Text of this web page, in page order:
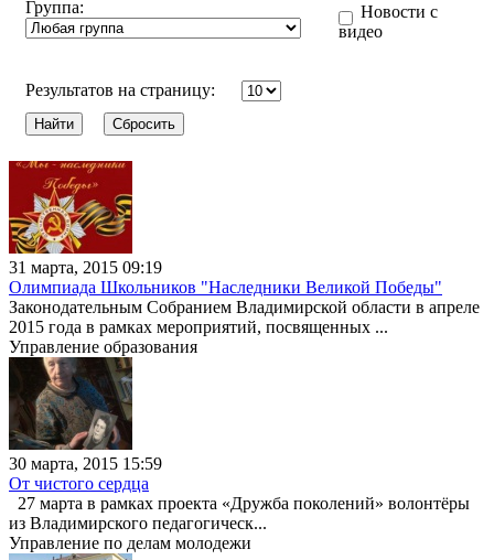
Группа:
Новости с
видео
Результатов на страницу:
31 марта, 2015 09:19
Олимпиада Школьников "Наследники Великой Победы"
Законодательным Собранием Владимирской области в апреле
2015 года в рамках мероприятий, посвященных ...
Управление образования
30 марта, 2015 15:59
От чистого сердца
27 марта в рамках проекта «Дружба поколений» волонтёры
из Владимирского педагогическ...
Управление по делам молодежи